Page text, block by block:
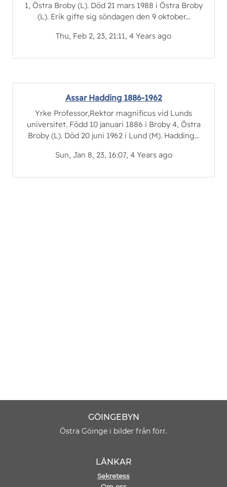
1, Östra Broby (L). Död 21 mars 1988 i Östra Broby
(L). Erik gifte sig söndagen den 9 oktober...
Thu, Feb 2, 23, 21:11, 4 Years ago
Assar Hadding 1886-1962
Yrke Professor,Rektor magnificus vid Lunds
universitet. Född 10 januari 1886 i Broby 4, Östra
Broby (L). Död 20 juni 1962 i Lund (M). Hadding...
Sun, Jan 8, 23, 16:07, 4 Years ago
GÖINGEBYN
Östra Göinge i bilder från förr.
LÄNKAR
Sekretess